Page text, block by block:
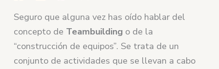
Seguro que alguna vez has oído hablar del
concepto de Teambuilding o de la
“construcción de equipos”. Se trata de un
conjunto de actividades que se llevan a cabo